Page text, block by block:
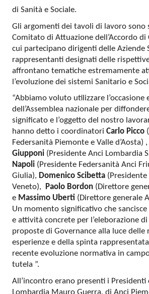
di Sanità e Sociale.
Gli argomenti dei tavoli di lavoro sono
Comitato di Attuazione dell’Accordo di
cui partecipano dirigenti delle Aziende
rappresentanti designati delle
affrontano tematiche estremamente
l’evoluzione dei sistemi Sanitario e
“Abbiamo voluto utilizzare l’occasione
dell’Assemblea nazionale per
significato e l’oggetto del nostro
hanno detto i coordinatori Carlo Picco
Federsanità Piemonte e Valle d’Aosta) ,
Giupponi (Presidente Anci Lombardia
Napoli (Presidente Federsanità Anci
Giulia), Domenico Scibetta
Veneto),
Paolo Bordon (Direttore
e Massimo Uberti (Direttore generale
Un momento significativo che sancisce
e attività concrete per l’eleborazione
proposte di Governance alla luce delle
esperienze e della spinta
recente evoluzione normativa in
tutela ”.
All’incontro erano presenti i Presidenti
Lombardia Mauro Guerra, di Anci